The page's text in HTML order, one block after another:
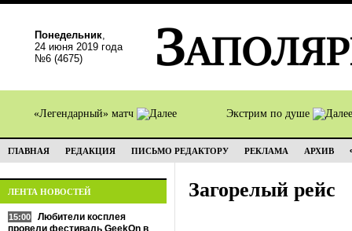
Понедельник,
24 июня 2019 года
№6 (4675)
«Легендарный» матч Экстрим по душе
ГЛАВНАЯ РЕДАКЦИЯ ПИСЬМО РЕДАКТОРУ РЕКЛАМА АРХИВ
ЛЕНТА НОВОСТЕЙ
15:00
Любители косплея
провели фестиваль GeekOn в
Загорелый рейс